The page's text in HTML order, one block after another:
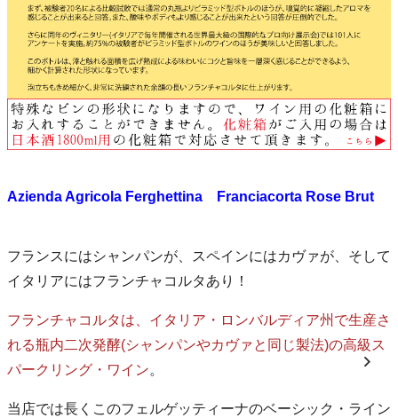
Azienda Agricola Ferghettina Franciacorta Rose Brut
フランスにはシャンパンが、スペインにはカヴァが、そして
イタリアにはフランチャコルタあり！
フランチャコルタは、イタリア・ロンバルディア州で生産さ
れる瓶内二次発酵(シャンパンやカヴァと同じ製法)の高級ス
パークリング・ワイン。
当店では長くこのフェルゲッティーナのベーシック・ライン